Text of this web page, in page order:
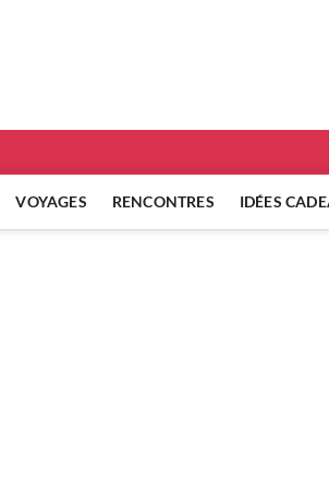
VOYAGES RENCONTRES IDÉES